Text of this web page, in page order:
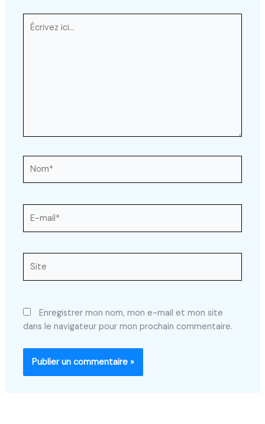
Écrivez
ici…
mail*
Enregistrer mon nom, mon e-mail et mon site
dans le navigateur pour mon prochain commentaire.